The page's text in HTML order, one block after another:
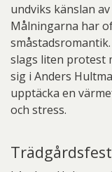
undviks känslan
Målningarna har
slags liten protest
sig i Anders
upptäcka en
och stress.